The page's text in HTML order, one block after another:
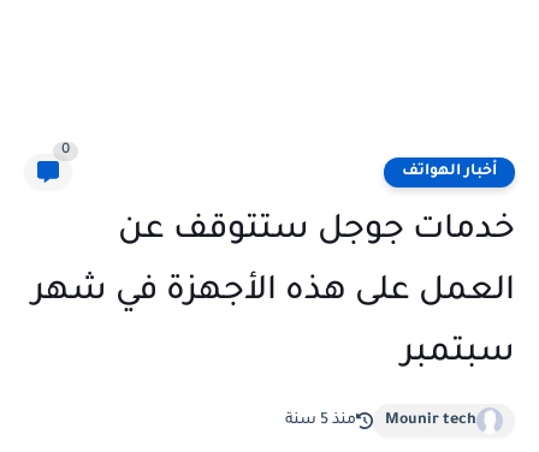
أخبار الهواتف
0
خدمات جوجل ستتوقف عن
العمل على هذه الأجهزة في شهر
سبتمبر
Mounir tech منذ 5 سنة